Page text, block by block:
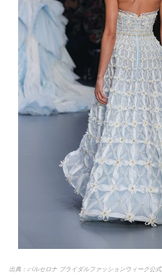
出典：バルセロナ ブライダルファッションウィーク公式